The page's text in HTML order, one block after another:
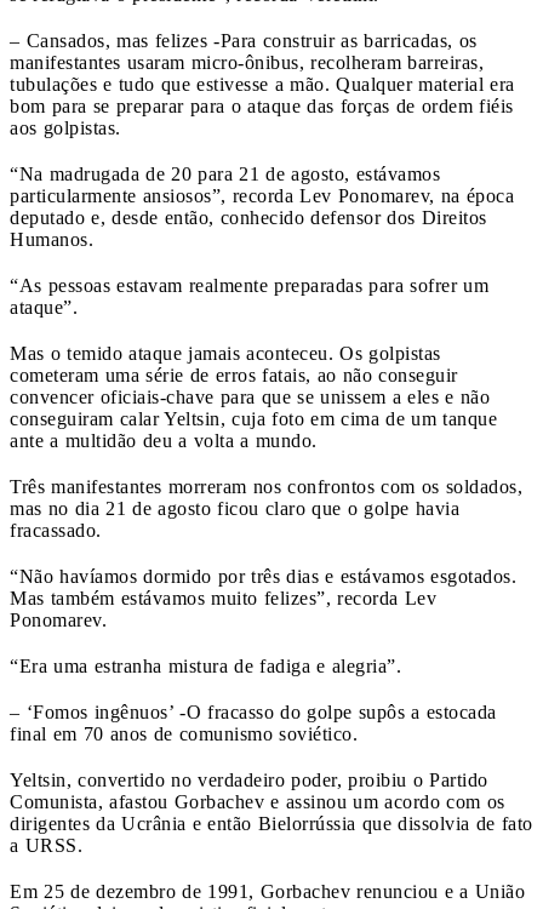
– Cansados, mas felizes -Para construir as barricadas, os
manifestantes usaram micro-ônibus, recolheram barreiras,
tubulações e tudo que estivesse a mão. Qualquer material era
bom para se preparar para o ataque das forças de ordem fiéis
aos golpistas.
“Na madrugada de 20 para 21 de agosto, estávamos
particularmente ansiosos”, recorda Lev Ponomarev, na época
deputado e, desde então, conhecido defensor dos Direitos
Humanos.
“As pessoas estavam realmente preparadas para sofrer um
ataque”.
Mas o temido ataque jamais aconteceu. Os golpistas
cometeram uma série de erros fatais, ao não conseguir
convencer oficiais-chave para que se unissem a eles e não
conseguiram calar Yeltsin, cuja foto em cima de um tanque
ante a multidão deu a volta a mundo.
Três manifestantes morreram nos confrontos com os soldados,
mas no dia 21 de agosto ficou claro que o golpe havia
fracassado.
“Não havíamos dormido por três dias e estávamos esgotados.
Mas também estávamos muito felizes”, recorda Lev
Ponomarev.
“Era uma estranha mistura de fadiga e alegria”.
– ‘Fomos ingênuos’ -O fracasso do golpe supôs a estocada
final em 70 anos de comunismo soviético.
Yeltsin, convertido no verdadeiro poder, proibiu o Partido
Comunista, afastou Gorbachev e assinou um acordo com os
dirigentes da Ucrânia e então Bielorrússia que dissolvia de fato
a URSS.
Em 25 de dezembro de 1991, Gorbachev renunciou e a União